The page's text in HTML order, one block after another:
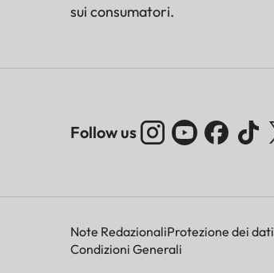
sui consumatori.
Follow us
Note RedazionaliProtezione dei dati
Condizioni Generali